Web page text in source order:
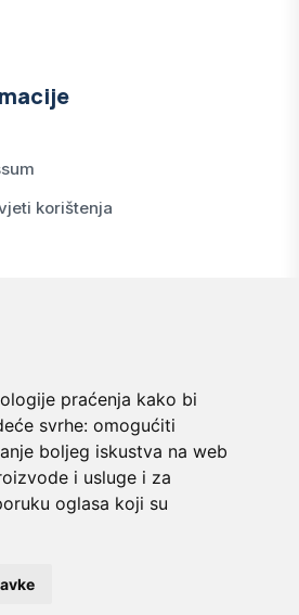
praćenja kako bi
svrhe: omogućiti
boljeg iskustva na web
i usluge i za
oglasa koji su
korištenja